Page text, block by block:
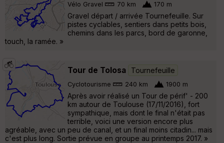
Vélo Gravel 70 km 170 m
Gravel départ / arrivée Tournefeuille. Sur
pistes cyclables, sentiers dans petits bois,
chemins dans les parcs, bord de garonne,
touch, la ramée. »
Tour de Tolosa Tournefeuille
Cyclotourisme 240 km 1900 m
Après avoir réalisé un Tour de périf' - 200
km autour de Toulouse (17/11/2016), fort
sympathique, mais dont le final n'était pas
terrible, voici une version encore plus
agréable, avec un peu de canal, et un final moins citadin... mais
c'est plus long. Sortie prévue en groupe au printemps 2017. »